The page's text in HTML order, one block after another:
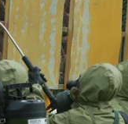
sự cố xe bồn chở
thương vong ở